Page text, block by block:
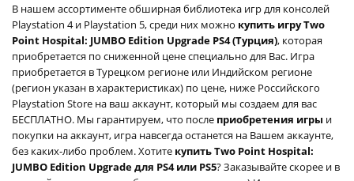
В нашем ассортименте обширная библиотека игр для консолей
Playstation 4 и Playstation 5, среди них можно купить игру Two
Point Hospital: JUMBO Edition Upgrade PS4 (Турция), которая
приобретается по сниженной цене специально для Вас. Игра
приобретается в Турецком регионе или Индийском регионе
(регион указан в характеристиках) по цене, ниже Российского
Playstation Store на ваш аккаунт, который мы создаем для вас
БЕСПЛАТНО. Мы гарантируем, что после приобретения игры и
покупки на аккаунт, игра навсегда останется на Вашем аккаунте,
без каких-либо проблем. Хотите купить Two Point Hospital:
JUMBO Edition Upgrade для PS4 или PS5? Заказывайте скорее и в